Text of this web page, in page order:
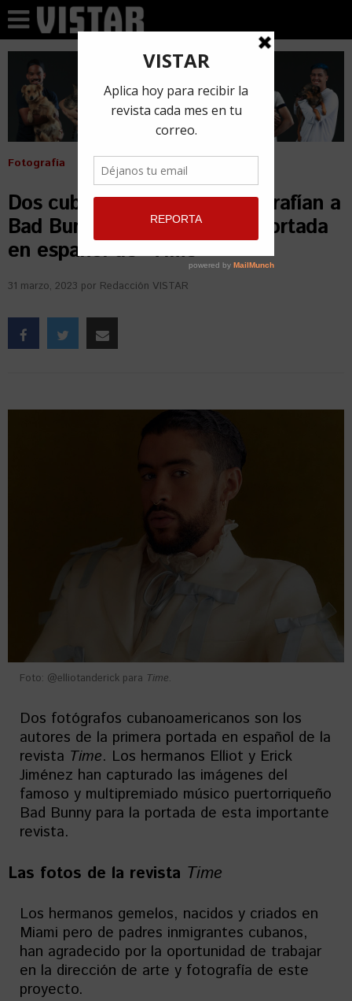
Fotografía
Dos cubanoamericanos fotografían a
Bad Bunny para la primera portada
en español de “Time”
31 marzo, 2023 por Redacción VISTAR
Foto: @elliotanderick para Time.
Dos fotógrafos cubanoamericanos son los
autores de la primera portada en español de la
revista Time. Los hermanos Elliot y Erick
Jiménez han capturado las imágenes del
famoso y multipremiado músico puertorriqueño
Bad Bunny para la portada de esta importante
revista.
Las fotos de la revista Time
Los hermanos gemelos, nacidos y criados en
Miami pero de padres inmigrantes cubanos,
han agradecido por la oportunidad de trabajar
en la dirección de arte y fotografía de este
proyecto.